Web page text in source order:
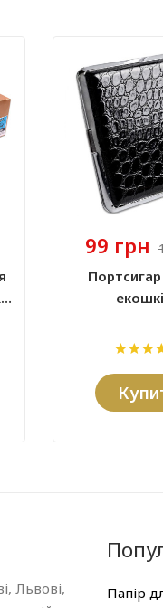
99 грн
Портсигар
Львові,
Папір